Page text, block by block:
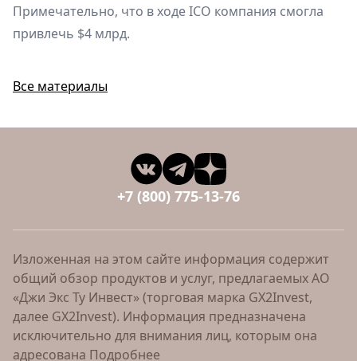
Примечательно, что в ходе ICO компания смогла
привлечь $4 млрд.
Все материалы
+7 (800) 775-13-76
Изложенная на этом сайте информация содержит
общий обзор продуктов и услуг, предлагаемых АО
«Джи Экс Ту Инвест» (торговая марка GX2Invest,
далее GX2Invest). Информация предназначена
исключительно для внимания лиц, которым она
адресована Подробнее